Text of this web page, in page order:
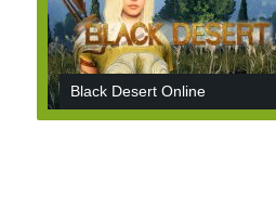
Black Desert Online